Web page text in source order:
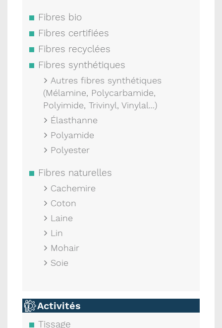
Fibres bio
Fibres certifiées
Fibres recyclées
Fibres synthétiques
Autres fibres synthétiques
(Mélamine, Polycarbamide,
Polyimide, Trivinyl, Vinylal...)
Élasthanne
Polyamide
Polyester
Fibres naturelles
Cachemire
Coton
Laine
Lin
Mohair
Soie
Activités
Tissage